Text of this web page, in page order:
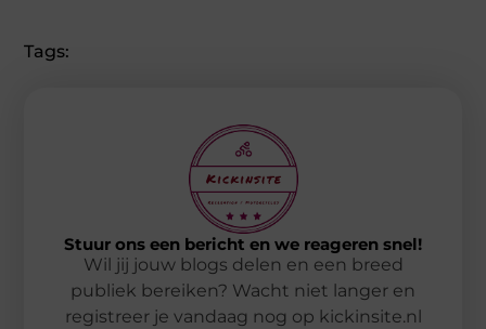
Tags:
Stuur ons een bericht en we reageren snel!
Wil jij jouw blogs delen en een breed
publiek bereiken? Wacht niet langer en
registreer je vandaag nog op kickinsite.nl